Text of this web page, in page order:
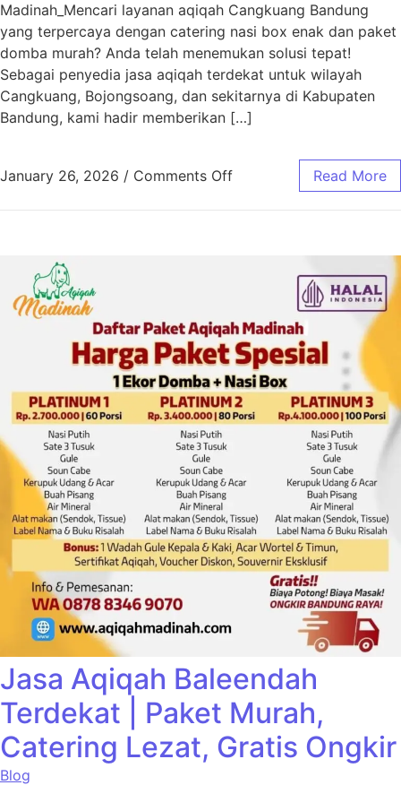
Madinah_Mencari layanan aqiqah Cangkuang Bandung
yang terpercaya dengan catering nasi box enak dan paket
domba murah? Anda telah menemukan solusi tepat!
Sebagai penyedia jasa aqiqah terdekat untuk wilayah
Cangkuang, Bojongsoang, dan sekitarnya di Kabupaten
Bandung, kami hadir memberikan […]
January 26, 2026 / Comments Off Read More
Jasa Aqiqah Baleendah
Terdekat | Paket Murah,
Catering Lezat, Gratis Ongkir
Blog